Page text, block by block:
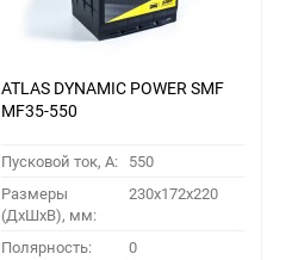
ATLAS DYNAMIC POWER SMF
MF35-550
Пусковой ток, A: 550
Размеры
(ДхШхВ), мм:
230x172x220
Полярность: 0